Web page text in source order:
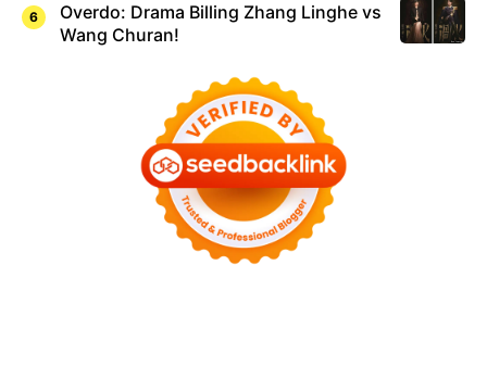
Overdo: Drama Billing Zhang Linghe vs
Wang Churan!